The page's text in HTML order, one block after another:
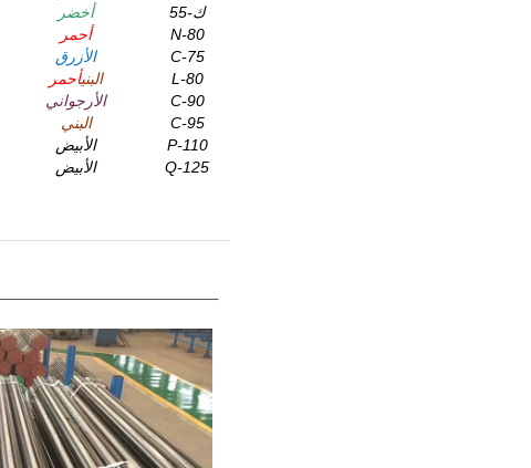
ك-55
أخضر
N-80
أحمر
C-75
الأزرق
L-80
البنيأحمر
C-90
الأرجواني
C-95
البني
P-110
الأبيض
Q-125
الأبيض